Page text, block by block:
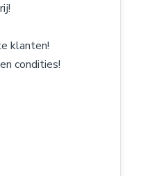
klanten!
condities!